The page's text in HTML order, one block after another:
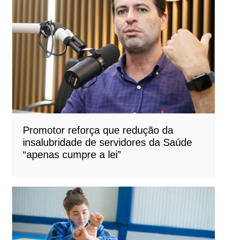
Promotor reforça que redução da
insalubridade de servidores da Saúde
“apenas cumpre a lei”